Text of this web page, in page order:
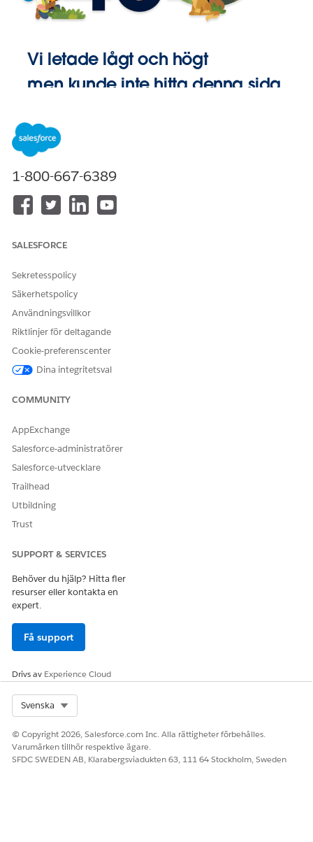
Vi letade lågt och högt
men kunde inte hitta denna sida.
1-800-667-6389
SALESFORCE
Sekretesspolicy
Säkerhetspolicy
Användningsvillkor
Riktlinjer för deltagande
Cookie-preferenscenter
Dina integritetsval
COMMUNITY
AppExchange
Salesforce-administratörer
Salesforce-utvecklare
Trailhead
Utbildning
Trust
SUPPORT & SERVICES
Behöver du hjälp? Hitta fler
resurser eller kontakta en
expert.
Få support
Drivs av Experience Cloud
Svenska
© Copyright 2026, Salesforce.com Inc. Alla rättigheter förbehålles.
Varumärken tillhör respektive ägare.
SFDC SWEDEN AB, Klarabergsviadukten 63, 111 64 Stockholm, Sweden